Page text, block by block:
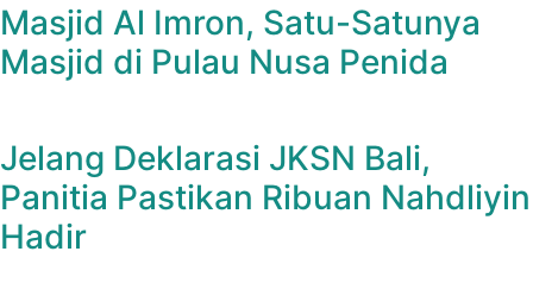
Masjid Al Imron, Satu-Satunya
Masjid di Pulau Nusa Penida
Jelang Deklarasi JKSN Bali,
Panitia Pastikan Ribuan Nahdliyin
Hadir